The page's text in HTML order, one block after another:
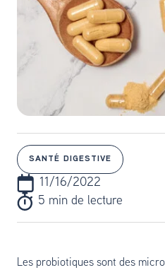
SANTÉ DIGESTIVE
11/16/2022
5 min de lecture
Les probiotiques sont des